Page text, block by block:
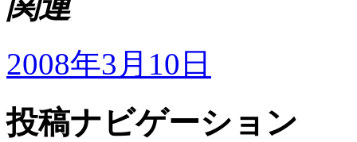
2008年3月10日
投稿ナビゲーション